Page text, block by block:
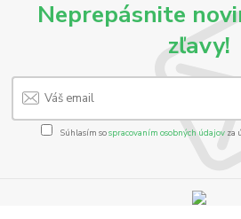
Neprepásnite
zľavy!
Súhlasím sospracovaním osobných údajov za